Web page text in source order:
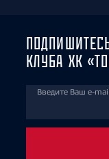
КЛУБА ХК
Введите Ваш e-mail